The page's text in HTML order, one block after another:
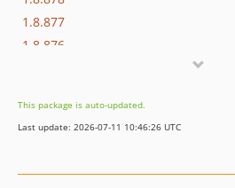
1.8.877
1.8.876
1.8.873
1.8.872
This package is auto-updated.
Last update: 2026-07-11 10:46:26 UTC